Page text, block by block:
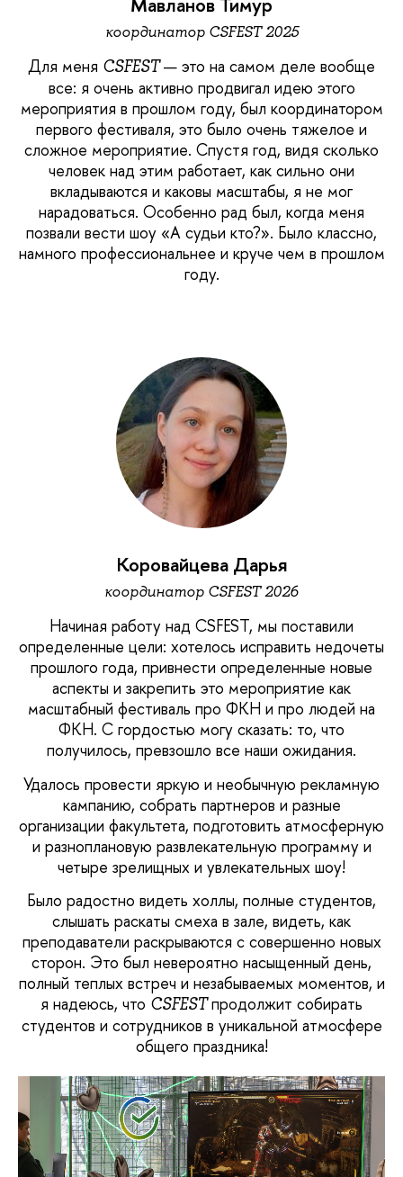
координатор CSFEST 2025
Для меня CSFEST— это на самом деле вообще
все: я очень активно продвигал идею этого
мероприятия в прошлом году, был координатором
первого фестиваля, это было очень тяжелое и
сложное мероприятие. Спустя год, видя сколько
человек над этим работает, как сильно они
вкладываются и каковы масштабы, я не мог
нарадоваться. Особенно рад был, когда меня
позвали вести шоу «А судьи кто?». Было классно,
намного профессиональнее и круче чем в прошлом
году.
Коровайцева Дарья
координатор CSFEST 2026
Начиная работу над CSFEST, мы поставили
определенные цели: хотелось исправить недочеты
прошлого года, привнести определенные новые
аспекты и закрепить это мероприятие как
масштабный фестиваль про ФКН и про людей на
ФКН. С гордостью могу сказать: то, что
получилось, превзошло все наши ожидания.
Удалось провести яркую и необычную рекламную
кампанию, собрать партнеров и разные
организации факультета, подготовить атмосферную
и разноплановую развлекательную программу и
четыре зрелищных и увлекательных шоу!
Было радостно видеть холлы, полные студентов,
слышать раскаты смеха в зале, видеть, как
преподаватели раскрываются с совершенно новых
сторон. Это был невероятно насыщенный день,
полный теплых встреч и незабываемых моментов, и
я надеюсь, что CSFESTпродолжит собирать
студентов и сотрудников в уникальной атмосфере
общего праздника!